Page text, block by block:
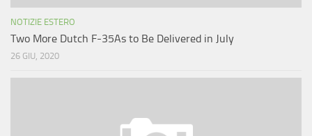
NOTIZIE ESTERO
Two More Dutch F-35As to Be Delivered in July
26 GIU, 2020